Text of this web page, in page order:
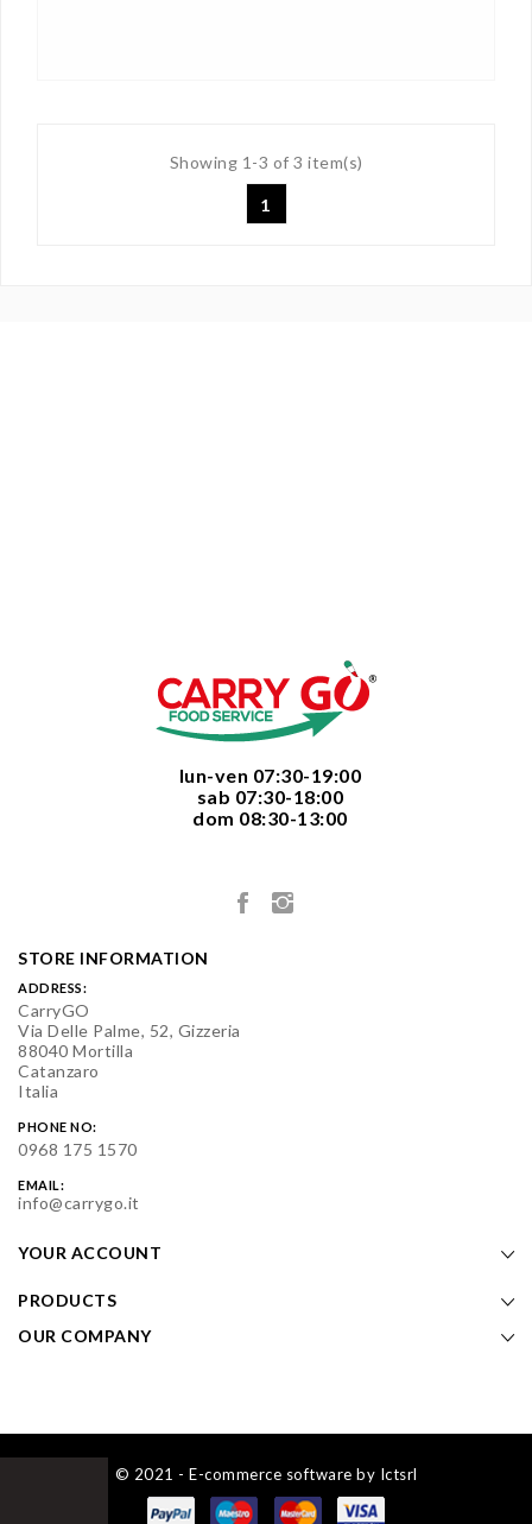
Showing 1-3 of 3 item(s)
1
  lun-ven 07:30-19:00
  sab 07:30-18:00
  dom 08:30-13:00
STORE INFORMATION
ADDRESS:
CarryGO
Via Delle Palme, 52, Gizzeria
88040 Mortilla
Catanzaro
Italia
PHONE NO:
0968 175 1570
EMAIL:
info@carrygo.it
YOUR ACCOUNT
PRODUCTS
OUR COMPANY
© 2021 - E-commerce software by Ictsrl